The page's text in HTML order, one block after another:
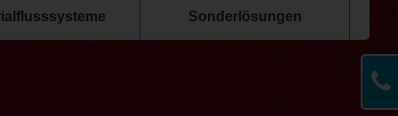
ČEŠTINA
Sonderlösungen